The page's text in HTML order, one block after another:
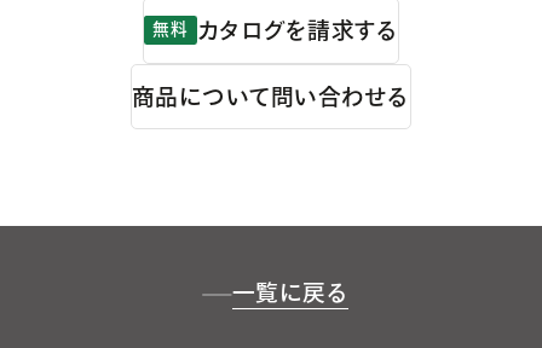
無料 カタログを請求する
商品について問い合わせる
一覧に戻る